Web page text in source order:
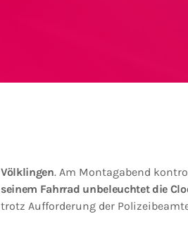
Völklingen. Am Montagabend
seinem Fahrrad unbeleuchtet die
trotz Aufforderung der